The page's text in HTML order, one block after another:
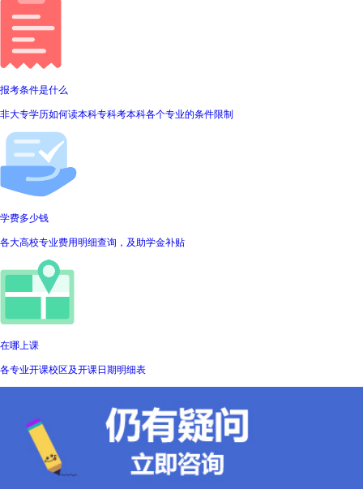
报考条件是什么
非大专学历如何读本科专科考本科各个专业的条件限制
学费多少钱
各大高校专业费用明细查询，及助学金补贴
在哪上课
各专业开课校区及开课日期明细表